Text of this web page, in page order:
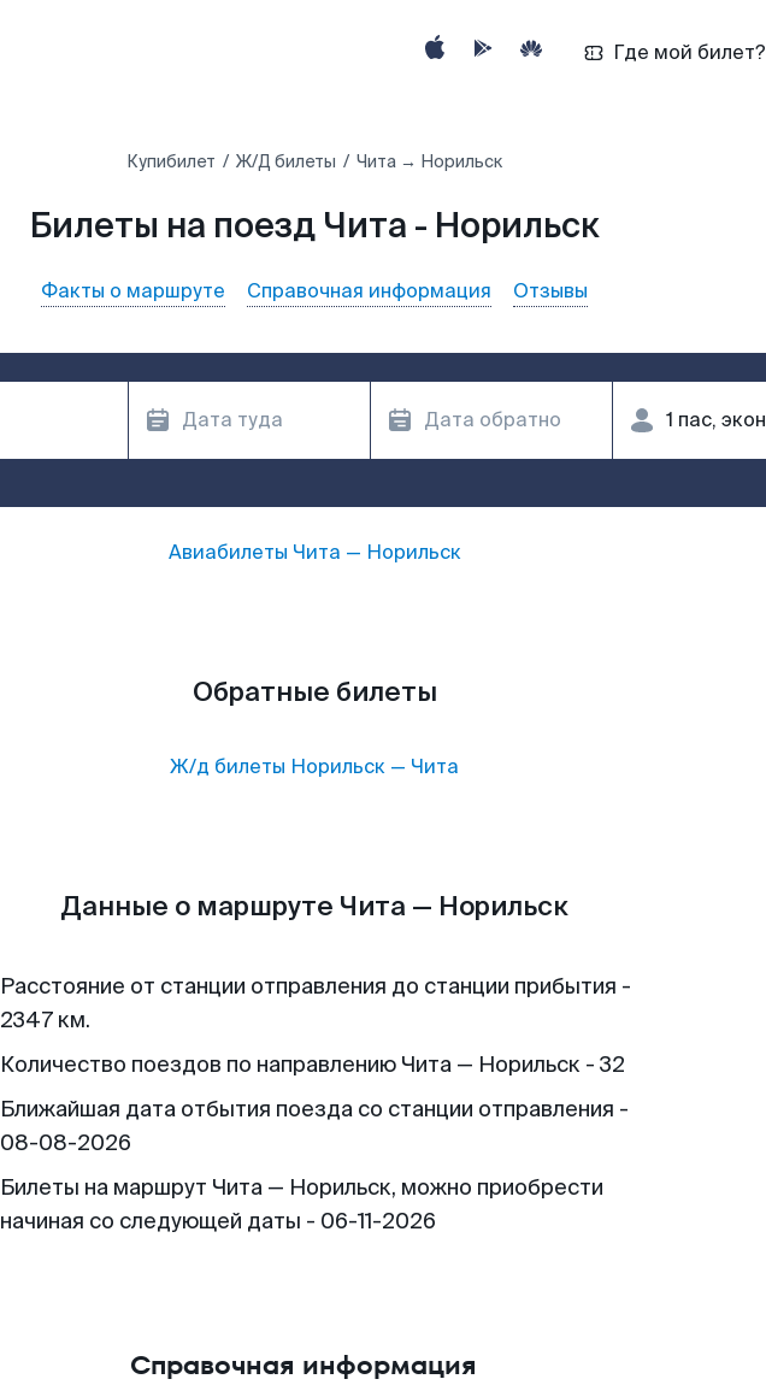
Где мой билет?
Купибилет Ж/Д билеты Чита → Норильск
Билеты на поезд Чита - Норильск
Факты о маршруте Справочная информация Отзывы
Авиабилеты Чита — Норильск
Обратные билеты
Ж/д билеты Норильск — Чита
Данные о маршруте Чита — Норильск
Расстояние от станции отправления до станции прибытия -
2347 км.
Количество поездов по направлению Чита — Норильск - 32
Ближайшая дата отбытия поезда со станции отправления -
08-08-2026
Билеты на маршрут Чита — Норильск, можно приобрести
начиная со следующей даты - 06-11-2026
Справочная информация